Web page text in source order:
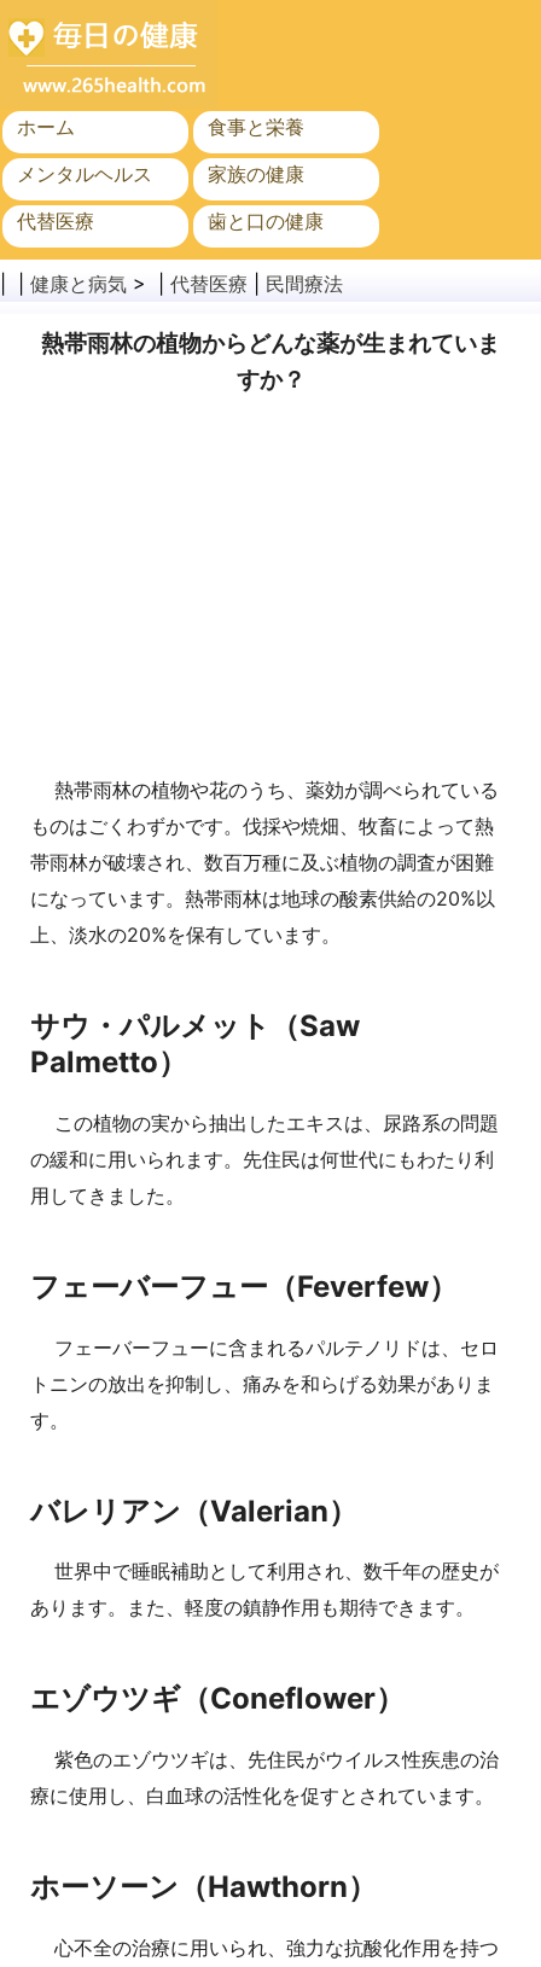
ホーム
食事と栄養
メンタルヘルス
家族の健康
代替医療
歯と口の健康
がん
公衆衛生
健康と病気 > | 代替医療 民間療法
熱帯雨林の植物からどんな薬が生まれていま
すか？
熱帯雨林の植物や花のうち、薬効が調べられている
ものはごくわずかです。伐採や焼畑、牧畜によって熱
帯雨林が破壊され、数百万種に及ぶ植物の調査が困難
になっています。熱帯雨林は地球の酸素供給の20%以
上、淡水の20%を保有しています。
サウ・パルメット（Saw
Palmetto）
この植物の実から抽出したエキスは、尿路系の問題
の緩和に用いられます。先住民は何世代にもわたり利
用してきました。
フェーバーフュー（Feverfew）
フェーバーフューに含まれるパルテノリドは、セロ
トニンの放出を抑制し、痛みを和らげる効果がありま
す。
バレリアン（Valerian）
世界中で睡眠補助として利用され、数千年の歴史が
あります。また、軽度の鎮静作用も期待できます。
エゾウツギ（Coneflower）
紫色のエゾウツギは、先住民がウイルス性疾患の治
療に使用し、白血球の活性化を促すとされています。
ホーソーン（Hawthorn）
心不全の治療に用いられ、強力な抗酸化作用を持つ